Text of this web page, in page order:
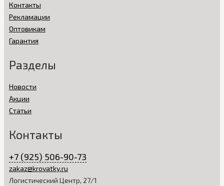
Контакты
Рекламации
Оптовикам
Гарантия
Разделы
Новости
Акции
Статьи
Контакты
+7 (925) 506-90-73
zakaz@krovatky.ru
Логистический Центр, 27/1